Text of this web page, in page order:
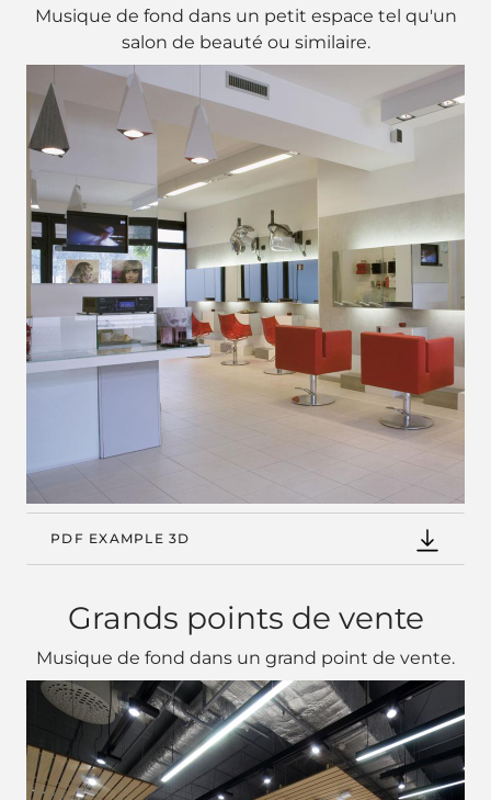
Musique de fond dans un petit espace tel qu'un
salon de beauté ou similaire.
PDF EXAMPLE 3D
Grands points de vente
Musique de fond dans un grand point de vente.